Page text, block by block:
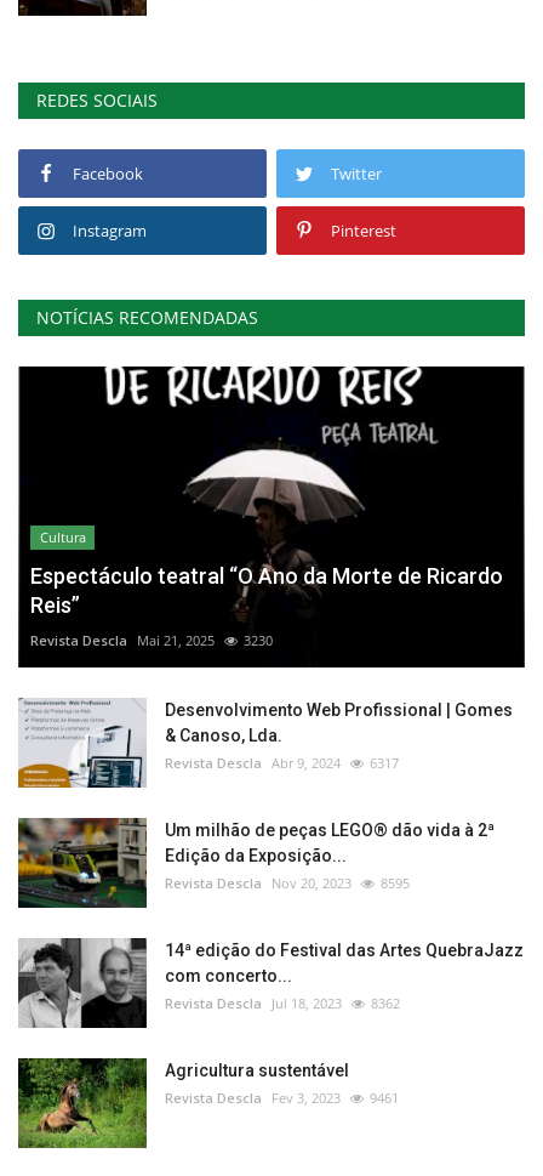
REDES SOCIAIS
Facebook Twitter
Instagram Pinterest
NOTÍCIAS RECOMENDADAS
Cultura
Espectáculo teatral “O Ano da Morte de Ricardo
Reis”
Revista Descla Mai 21, 2025 3230
Desenvolvimento Web Profissional | Gomes
& Canoso, Lda.
Revista Descla Abr 9, 2024 6317
Um milhão de peças LEGO® dão vida à 2ª
Edição da Exposição...
Revista Descla Nov 20, 2023 8595
14ª edição do Festival das Artes QuebraJazz
com concerto...
Revista Descla Jul 18, 2023 8362
Agricultura sustentável
Revista Descla Fev 3, 2023 9461